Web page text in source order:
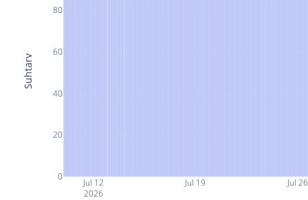
Jul 12
2026
Jul 19 Jul 26
0
20
40
60
80
Suhtarv